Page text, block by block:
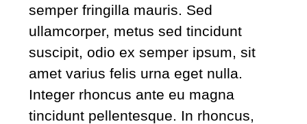
semper fringilla mauris. Sed
ullamcorper, metus sed tincidunt
suscipit, odio ex semper ipsum, sit
amet varius felis urna eget nulla.
Integer rhoncus ante eu magna
tincidunt pellentesque. In rhoncus,